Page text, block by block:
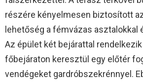
részére kényelmesen biztosított
lehetőség a fémvázas asztalokkal
Az épület két bejárattal
főbejáraton keresztül egy előtér
vendégeket gardróbszekrénnyel.